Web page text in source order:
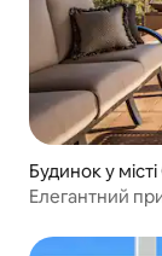
Будинок у
Елегантний